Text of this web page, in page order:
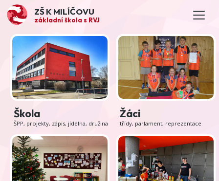
ZŠ K MILÍČOVU
základní škola s RVJ
Škola
ŠPP, projekty, zápis, jídelna, družina
Žáci
třídy, parlament, reprezentace